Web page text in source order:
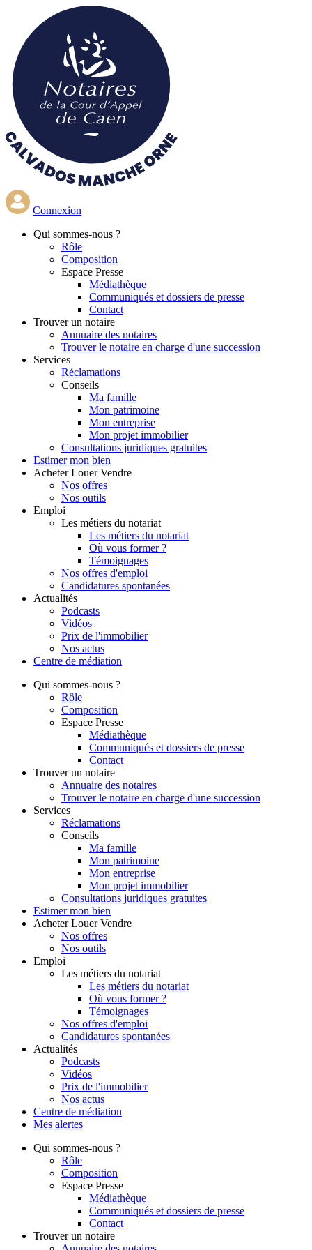
contenu
principal
Connexion
Qui sommes-nous ?
Rôle
Composition
Espace Presse
Médiathèque
Communiqués et dossiers de presse
Contact
Trouver un notaire
Annuaire des notaires
Trouver le notaire en charge d'une succession
Services
Réclamations
Conseils
Ma famille
Mon patrimoine
Mon entreprise
Mon projet immobilier
Consultations juridiques gratuites
Estimer mon bien
Acheter Louer Vendre
Nos offres
Nos outils
Emploi
Les métiers du notariat
Les métiers du notariat
Où vous former ?
Témoignages
Nos offres d'emploi
Candidatures spontanées
Actualités
Podcasts
Vidéos
Prix de l'immobilier
Nos actus
Centre de médiation
Qui sommes-nous ?
Rôle
Composition
Espace Presse
Médiathèque
Communiqués et dossiers de presse
Contact
Trouver un notaire
Annuaire des notaires
Trouver le notaire en charge d'une succession
Services
Réclamations
Conseils
Ma famille
Mon patrimoine
Mon entreprise
Mon projet immobilier
Consultations juridiques gratuites
Estimer mon bien
Acheter Louer Vendre
Nos offres
Nos outils
Emploi
Les métiers du notariat
Les métiers du notariat
Où vous former ?
Témoignages
Nos offres d'emploi
Candidatures spontanées
Actualités
Podcasts
Vidéos
Prix de l'immobilier
Nos actus
Centre de médiation
Mes alertes
Qui sommes-nous ?
Rôle
Composition
Espace Presse
Médiathèque
Communiqués et dossiers de presse
Contact
Trouver un notaire